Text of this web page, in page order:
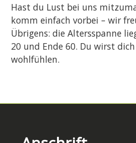
Hast du Lust bei uns
komm einfach vorbei – wir
Übrigens: die Altersspanne
20 und Ende 60. Du wirst
wohlfühlen.